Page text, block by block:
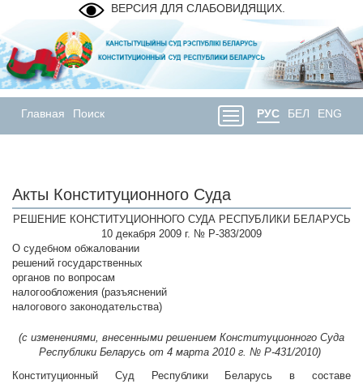
ВЕРСИЯ ДЛЯ СЛАБОВИДЯЩИХ.
Главная Поиск РУС БЕЛ ENG
Акты Конституционного Суда
РЕШЕНИЕ КОНСТИТУЦИОННОГО СУДА РЕСПУБЛИКИ БЕЛАРУСЬ
10 декабря 2009 г. № Р-383/2009
О судебном обжаловании
решений государственных
органов по вопросам
налогообложения (разъяснений
налогового законодательства)
(c изменениями, внесенными решением Конституционного Суда
Республики Беларусь от 4 марта 2010 г. № Р-431/2010)
Конституционный Суд Республики Беларусь в составе